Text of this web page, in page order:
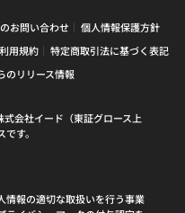
お問い合わせ
個人情報保護方針
利用規約
特定商取引法に基づく表記
のリリース情報
会社イード（東証グロース上
す。
情報の適切な取扱いを行う事業